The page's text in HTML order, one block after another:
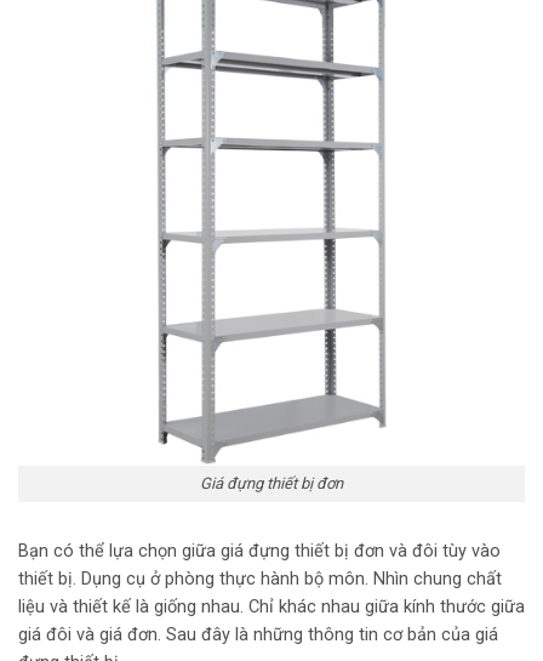
Giá đựng thiết bị đơn
Bạn có thể lựa chọn giữa giá đựng thiết bị đơn và đôi tùy vào
thiết bị. Dụng cụ ở phòng thực hành bộ môn. Nhìn chung chất
liệu và thiết kế là giống nhau. Chỉ khác nhau giữa kính thước giữa
giá đôi và giá đơn. Sau đây là những thông tin cơ bản của giá